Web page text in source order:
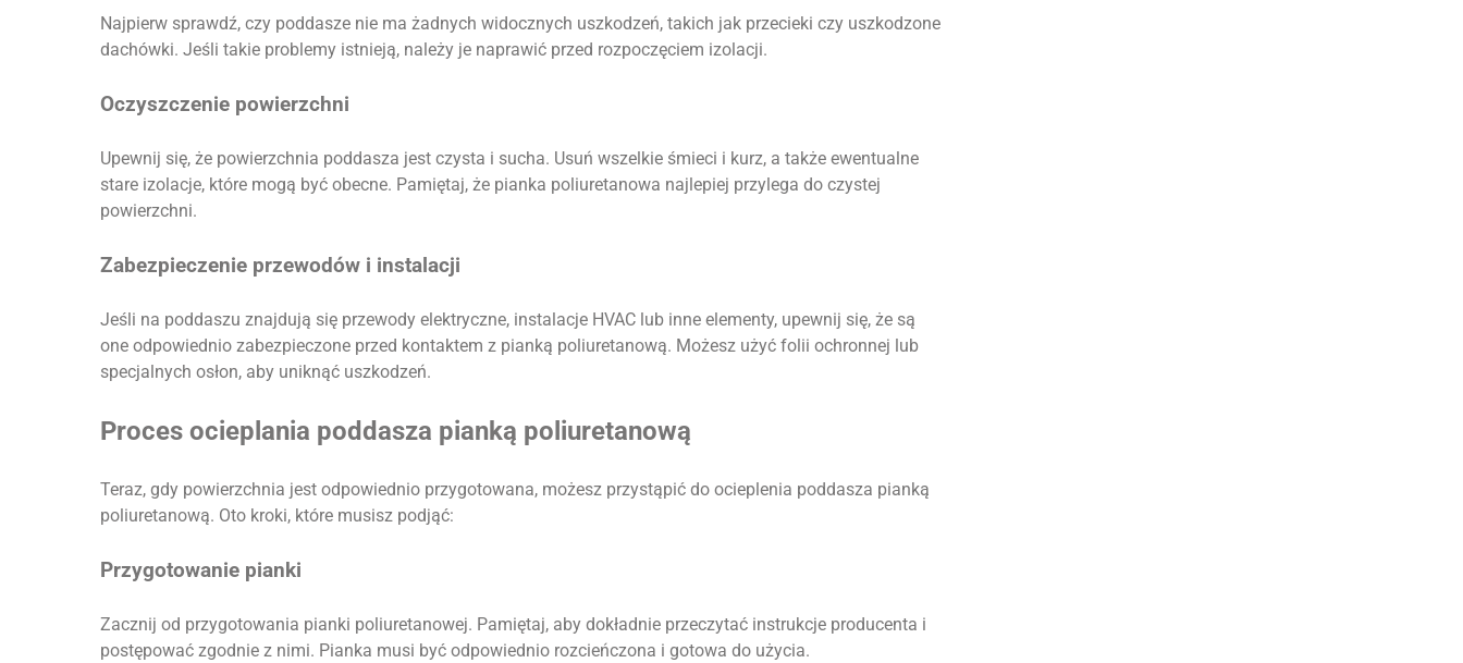
Najpierw sprawdź, czy poddasze nie ma żadnych widocznych uszkodzeń, takich jak przecieki czy uszkodzone
dachówki. Jeśli takie problemy istnieją, należy je naprawić przed rozpoczęciem izolacji.
Oczyszczenie powierzchni
Upewnij się, że powierzchnia poddasza jest czysta i sucha. Usuń wszelkie śmieci i kurz, a także ewentualne
stare izolacje, które mogą być obecne. Pamiętaj, że pianka poliuretanowa najlepiej przylega do czystej
powierzchni.
Zabezpieczenie przewodów i instalacji
Jeśli na poddaszu znajdują się przewody elektryczne, instalacje HVAC lub inne elementy, upewnij się, że są
one odpowiednio zabezpieczone przed kontaktem z pianką poliuretanową. Możesz użyć folii ochronnej lub
specjalnych osłon, aby uniknąć uszkodzeń.
Proces ocieplania poddasza pianką poliuretanową
Teraz, gdy powierzchnia jest odpowiednio przygotowana, możesz przystąpić do ocieplenia poddasza pianką
poliuretanową. Oto kroki, które musisz podjąć:
Przygotowanie pianki
Zacznij od przygotowania pianki poliuretanowej. Pamiętaj, aby dokładnie przeczytać instrukcje producenta i
postępować zgodnie z nimi. Pianka musi być odpowiednio rozcieńczona i gotowa do użycia.